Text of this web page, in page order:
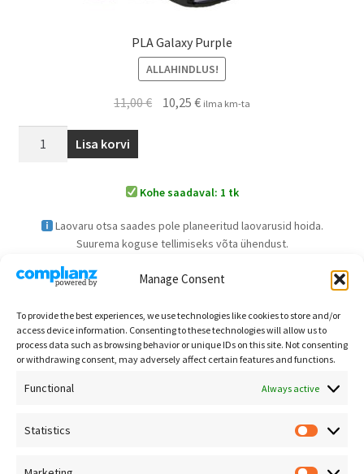
Manage Consent
To provide the best experiences, we use technologies like cookies to store and/or
access device information. Consenting to these technologies will allow us to
process data such as browsing behavior or unique IDs on this site. Not consenting
or withdrawing consent, may adversely affect certain features and functions.
Functional Always active
Statistics
PLA Galaxy Purple
ALLAHINDLUS!
11,00€ 10,25 € ilma km-ta
Lisa korvi
Kohe saadaval: 1 tk
Laovaru otsa saades pole planeeritud laovarusid hoida.
Suurema koguse tellimiseks võta ühendust.
Kuvatakse üksik tulemus